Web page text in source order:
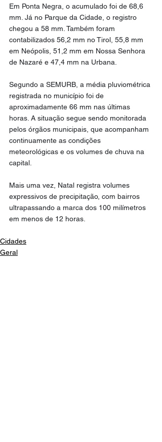
Em Ponta Negra, o acumulado foi de 68,6
mm. Já no Parque da Cidade, o registro
chegou a 58 mm. Também foram
contabilizados 56,2 mm no Tirol, 55,8 mm
em Neópolis, 51,2 mm em Nossa Senhora
de Nazaré e 47,4 mm na Urbana.
Segundo a SEMURB, a média pluviométrica
registrada no município foi de
aproximadamente 66 mm nas últimas
horas. A situação segue sendo monitorada
pelos órgãos municipais, que acompanham
continuamente as condições
meteorológicas e os volumes de chuva na
capital.
Mais uma vez, Natal registra volumes
expressivos de precipitação, com bairros
ultrapassando a marca dos 100 milímetros
em menos de 12 horas.
Cidades
Geral